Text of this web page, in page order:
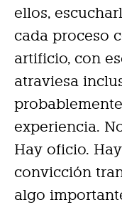
ellos,
cada proceso
artificio, con
atraviesa
experiencia.
Hay oficio.
convicción
algo